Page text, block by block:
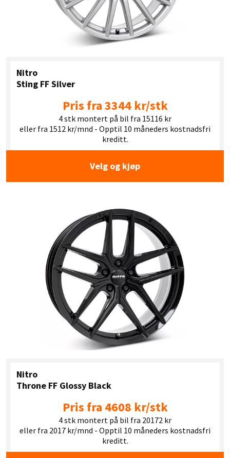
Nitro
Sting FF Silver
Pris fra 3344 kr/stk
4 stk montert på bil fra 15116 kr
eller fra 1512 kr/mnd - Opptil 10 måneders kostnadsfri
kreditt.
Velg og kjøp
Nitro
Throne FF Glossy Black
Pris fra 4608 kr/stk
4 stk montert på bil fra 20172 kr
eller fra 2017 kr/mnd - Opptil 10 måneders kostnadsfri
kreditt.